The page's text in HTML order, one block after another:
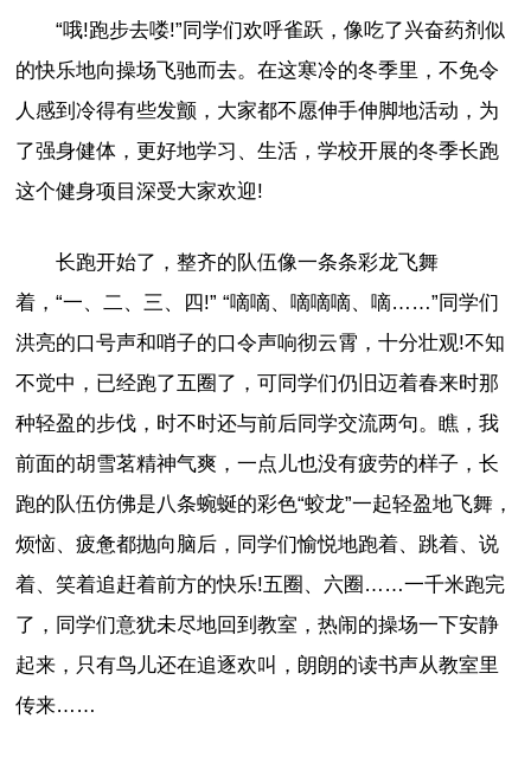
“哦!跑步去喽!”同学们欢呼雀跃，像吃了兴奋药剂似
的快乐地向操场飞驰而去。在这寒冷的冬季里，不免令
人感到冷得有些发颤，大家都不愿伸手伸脚地活动，为
了强身健体，更好地学习、生活，学校开展的冬季长跑
这个健身项目深受大家欢迎!
长跑开始了，整齐的队伍像一条条彩龙飞舞
着，“一、二、三、四!” “嘀嘀、嘀嘀嘀、嘀……”同学们
洪亮的口号声和哨子的口令声响彻云霄，十分壮观!不知
不觉中，已经跑了五圈了，可同学们仍旧迈着春来时那
种轻盈的步伐，时不时还与前后同学交流两句。瞧，我
前面的胡雪茗精神气爽，一点儿也没有疲劳的样子，长
跑的队伍仿佛是八条蜿蜒的彩色“蛟龙”一起轻盈地飞舞，
烦恼、疲惫都抛向脑后，同学们愉悦地跑着、跳着、说
着、笑着追赶着前方的快乐!五圈、六圈……一千米跑完
了，同学们意犹未尽地回到教室，热闹的操场一下安静
起来，只有鸟儿还在追逐欢叫，朗朗的读书声从教室里
传来……